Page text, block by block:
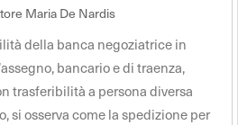
Maria De Nardis
della banca negoziatrice in
bancario e di traenza,
trasferibilità a persona diversa
si osserva come la spedizione per